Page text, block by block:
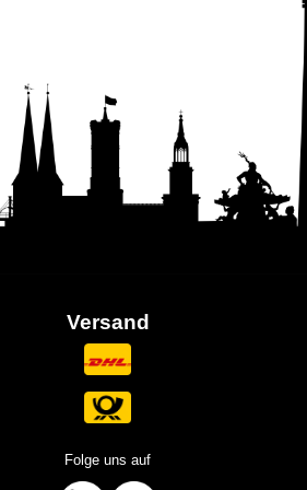
Versand
Folge uns auf